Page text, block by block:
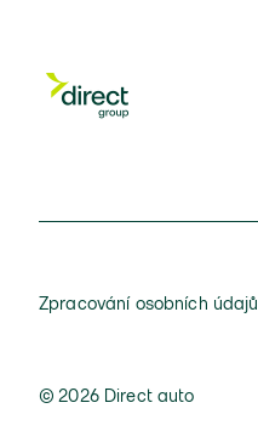
Zpracování osobních údajů
© 2026 Direct auto